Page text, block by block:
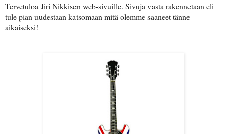
Tervetuloa Jiri Nikkisen web-sivuille. Sivuja vasta rakennetaan eli
tule pian uudestaan katsomaan mitä olemme saaneet tänne
aikaiseksi!